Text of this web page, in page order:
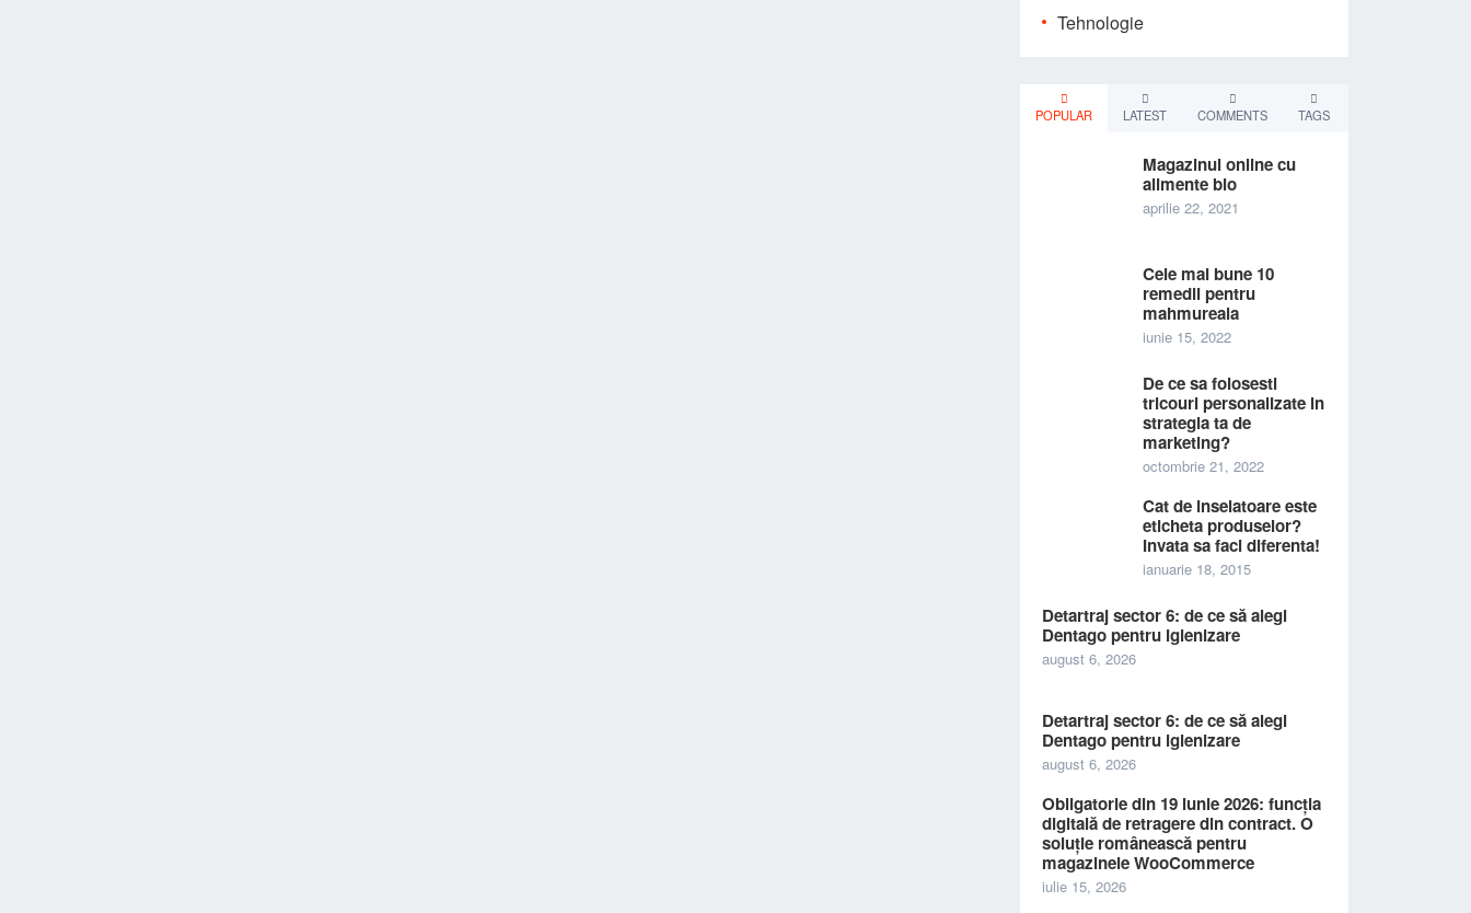
Tehnologie
POPULAR LATEST COMMENTS TAGS
Magazinul online cu
alimente bio
aprilie 22, 2021
Cele mai bune 10
remedii pentru
mahmureala
iunie 15, 2022
De ce sa folosesti
tricouri personalizate in
strategia ta de
marketing?
octombrie 21, 2022
Cat de inselatoare este
eticheta produselor?
Invata sa faci diferenta!
ianuarie 18, 2015
Detartraj sector 6: de ce să alegi
Dentago pentru igienizare
august 6, 2026
Detartraj sector 6: de ce să alegi
Dentago pentru igienizare
august 6, 2026
Obligatorie din 19 iunie 2026: funcția
digitală de retragere din contract. O
soluție românească pentru
magazinele WooCommerce
iulie 15, 2026